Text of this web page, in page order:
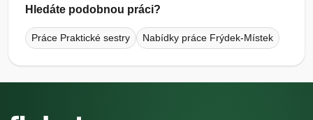
Hledáte podobnou práci?
Práce Praktické sestry Nabídky práce Frýdek-Místek